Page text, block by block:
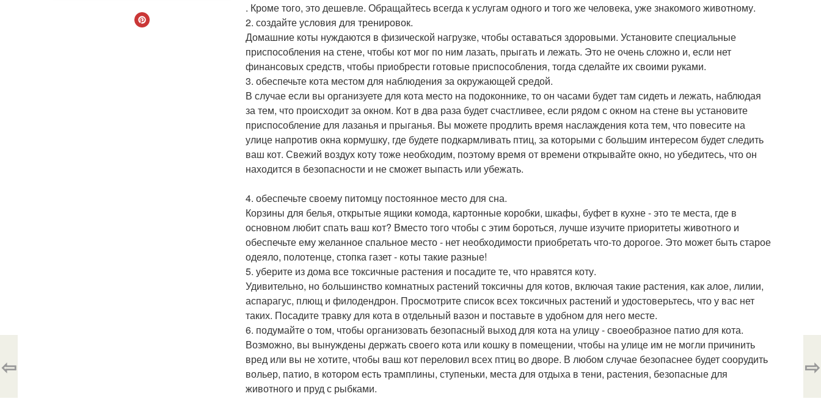
. Кроме того, это дешевле. Обращайтесь всегда к услугам одного и того же человека, уже знакомого животному.
2. создайте условия для тренировок.
Домашние коты нуждаются в физической нагрузке, чтобы оставаться здоровыми. Установите специальные
приспособления на стене, чтобы кот мог по ним лазать, прыгать и лежать. Это не очень сложно и, если нет
финансовых средств, чтобы приобрести готовые приспособления, тогда сделайте их своими руками.
3. обеспечьте кота местом для наблюдения за окружающей средой.
В случае если вы организуете для кота место на подоконнике, то он часами будет там сидеть и лежать, наблюдая
за тем, что происходит за окном. Кот в два раза будет счастливее, если рядом с окном на стене вы установите
приспособление для лазанья и прыганья. Вы можете продлить время наслаждения кота тем, что повесите на
улице напротив окна кормушку, где будете подкармливать птиц, за которыми с большим интересом будет следить
ваш кот. Свежий воздух коту тоже необходим, поэтому время от времени открывайте окно, но убедитесь, что он
находится в безопасности и не сможет выпасть или убежать.
4. обеспечьте своему питомцу постоянное место для сна.
Корзины для белья, открытые ящики комода, картонные коробки, шкафы, буфет в кухне - это те места, где в
основном любит спать ваш кот? Вместо того чтобы с этим бороться, лучше изучите приоритеты животного и
обеспечьте ему желанное спальное место - нет необходимости приобретать что-то дорогое. Это может быть старое
одеяло, полотенце, стопка газет - коты такие разные!
5. уберите из дома все токсичные растения и посадите те, что нравятся коту.
Удивительно, но большинство комнатных растений токсичны для котов, включая такие растения, как алое, лилии,
аспарагус, плющ и филодендрон. Просмотрите список всех токсичных растений и удостоверьтесь, что у вас нет
таких. Посадите травку для кота в отдельный вазон и поставьте в удобном для него месте.
6. подумайте о том, чтобы организовать безопасный выход для кота на улицу - своеобразное патио для кота.
Возможно, вы вынуждены держать своего кота или кошку в помещении, чтобы на улице им не могли причинить
вред или вы не хотите, чтобы ваш кот переловил всех птиц во дворе. В любом случае безопаснее будет соорудить
вольер, патио, в котором есть трамплины, ступеньки, места для отдыха в тени, растения, безопасные для
животного и пруд с рыбками.
⇦ ⇨